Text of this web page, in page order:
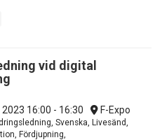
vid digital
2023 16:00 - 16:30 F-Expo
Svenska, Livesänd,
Fördjupning,